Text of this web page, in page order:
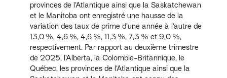
provinces de l’Atlantique ainsi que la Saskatchewan
et le Manitoba ont enregistré une hausse de la
variation des taux de prime d’une année à l’autre de
13,0 %, 4,6 %, 4,6 %, 11,3 %, 7,3 % et 9,0 %,
respectivement. Par rapport au deuxième trimestre
de 2025, l’Alberta, la Colombie-Britannique, le
Québec, les provinces de l’Atlantique ainsi que la